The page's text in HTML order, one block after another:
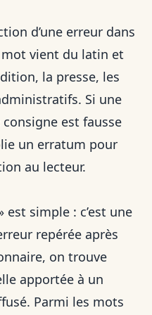
d’une erreur dans
vient du latin et
la presse, les
Si une
est fausse
un erratum pour
au lecteur.
est simple : c’est une
repérée après
on trouve
apportée à un
Parmi les mots